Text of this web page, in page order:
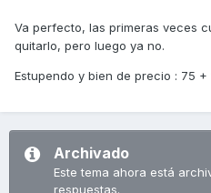
Va perfecto, las primeras veces
quitarlo, pero luego ya no.
Estupendo y bien de precio : 75
Archivado
Este tema ahora está
respuestas.